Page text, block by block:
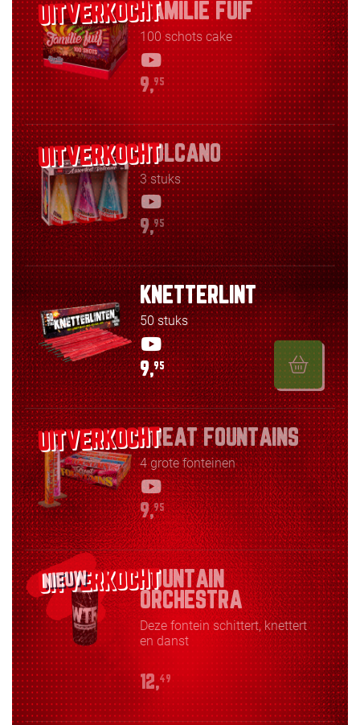
FAMILIE FUIF
100 schots cake
9,95
VOLCANO
3 stuks
9,95
KNETTERLINT
50 stuks
9,95
GREAT FOUNTAINS
4 grote fonteinen
9,95
NIEUW
FOUNTAIN
ORCHESTRA
Deze fontein schittert, knettert
en danst
12,49